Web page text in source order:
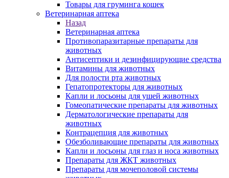
Товары для груминга кошек
Ветеринарная аптека
Назад
Ветеринарная аптека
Противопаразитарные препараты для
животных
Антисептики и дезинфицирующие средства
Витамины для животных
Для полости рта животных
Гепатопротекторы для животных
Капли и лосьоны для ушей животных
Гомеопатические препараты для животных
Дерматологические препараты для
животных
Контрацепция для животных
Обезболивающие препараты для животных
Капли и лосьоны для глаз и носа животных
Препараты для ЖКТ животных
Препараты для мочеполовой системы